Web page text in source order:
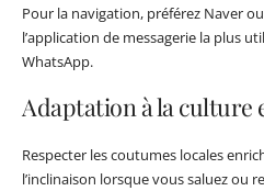
Pour la navigation, préférez Naver
l’application de messagerie la plus
WhatsApp.
Adaptation à la culture
Respecter les coutumes locales
l’inclinaison lorsque vous saluez ou